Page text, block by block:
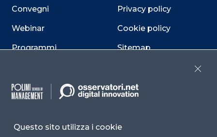
Convegni
Webinar
Programmi
Privacy policy
Cookie policy
Sitemap
Questo sito utilizza i cookie